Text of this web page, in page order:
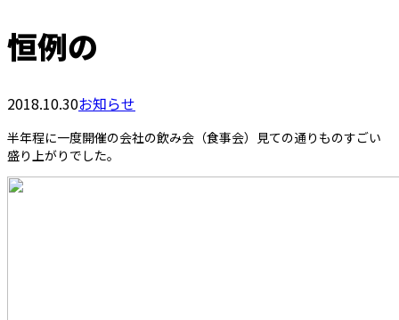
恒例の
2018.10.30お知らせ
半年程に一度開催の会社の飲み会（食事会）見ての通りものすごい
盛り上がりでした。